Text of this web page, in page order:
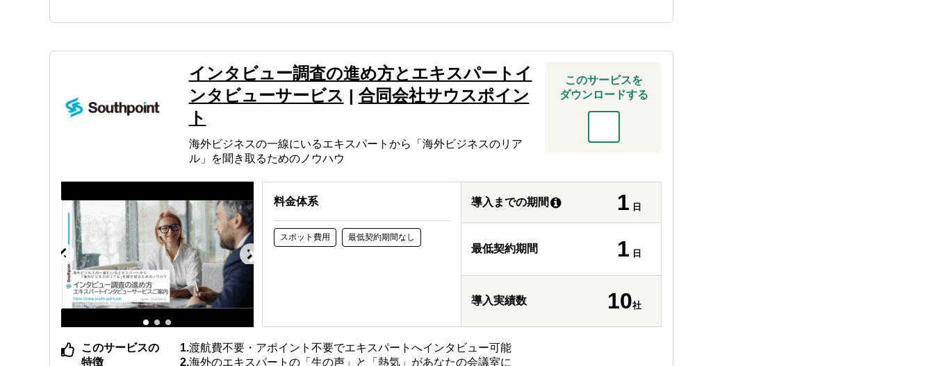
インタビュー調査の進め方とエキスパートイ
ンタビューサービス | 合同会社サウスポイン
ト
海外ビジネスの一線にいるエキスパートから 「海外ビジネスのリア
ル」を聞き取るためのノウハウ
このサービスを
ダウンロードする
料金体系
スポット費用 最低契約期間なし
導入までの期間 1 日
最低契約期間 1 日
導入実績数 10社
このサービスの
特徴
渡航費不要・アポイント不要でエキスパートへインタビュー可能
海外のエキスパートの「生の声」と「熱気」があなたの会議室に